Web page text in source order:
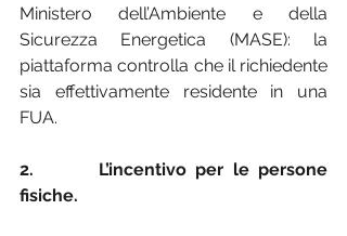
Ministero dell’Ambiente e della
Sicurezza Energetica (MASE): la
piattaforma controlla che il richiedente
sia effettivamente residente in una
FUA.
2.       L’incentivo per le persone
fisiche.